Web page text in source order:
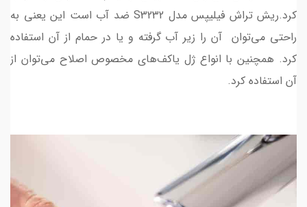
کرد.ریش تراش فیلیپس مدل S3232 ضد آب است این یعنی به
راحتی می‌توان آن را زیر آب گرفته و یا در حمام از آن استفاده
کرد. همچنین با انواع ژل یاکف‌های مخصوص اصلاح می‌توان از
آن استفاده کرد.